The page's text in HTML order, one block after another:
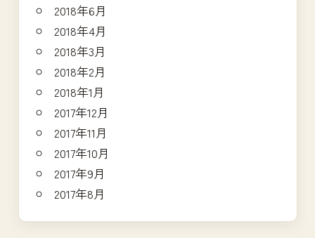
2018年6月
2018年4月
2018年3月
2018年2月
2018年1月
2017年12月
2017年11月
2017年10月
2017年9月
2017年8月